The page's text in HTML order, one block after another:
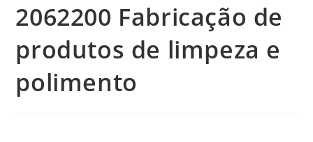
2062200 Fabricação de
produtos de limpeza e
polimento